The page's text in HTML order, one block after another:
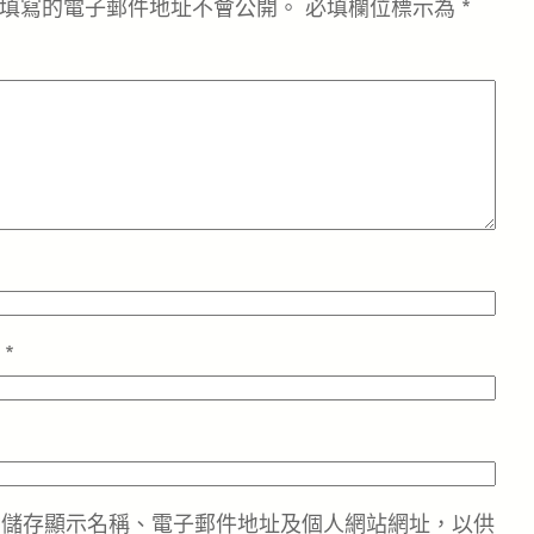
寫的電子郵件地址不會公開。 必填欄位標示為 *
*
存顯示名稱、電子郵件地址及個人網站網址，以供